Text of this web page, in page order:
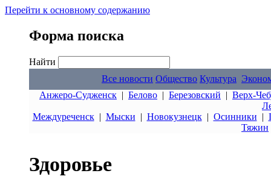
Перейти к основному содержанию
Форма поиска
Найти
Все новости Общество Культура
Анжеро-Судженск | Белово | Березовский | Верх-
Междуреченск| Мыски | Новокузнецк| Осинники |
Тяжин
Здоровье